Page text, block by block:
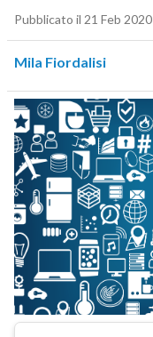
Pubblicato il 21 Feb 2020
Mila Fiordalisi